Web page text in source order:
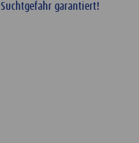
Suchtgefahr garantiert!